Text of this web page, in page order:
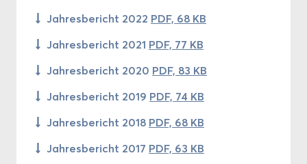
Jah­res­be­richt 2022 PDF, 68 KB
Jah­res­be­richt 2021 PDF, 77 KB
Jah­res­be­richt 2020 PDF, 83 KB
Jah­res­be­richt 2019 PDF, 74 KB
Jah­res­be­richt 2018 PDF, 68 KB
Jah­res­be­richt 2017 PDF, 63 KB